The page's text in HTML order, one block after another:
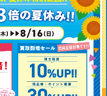
釣り情報を
投稿する